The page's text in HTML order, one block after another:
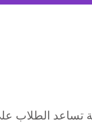
تساعد الطلاب